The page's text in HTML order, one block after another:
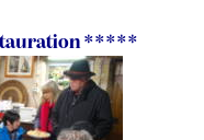
*****